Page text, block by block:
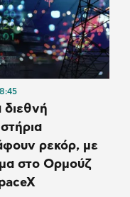
ρεκόρ, με
στο Ορμούζ